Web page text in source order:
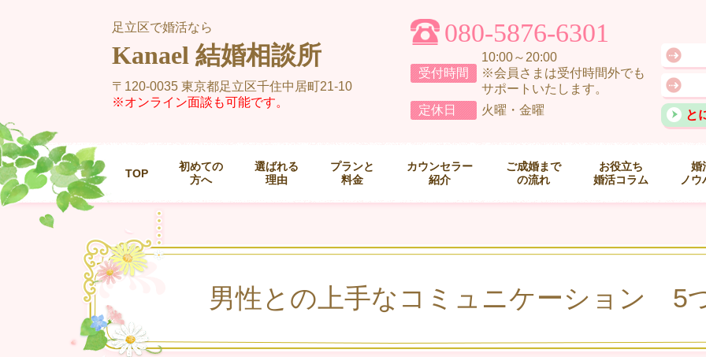
足立区で婚活なら
Kanael 結婚相談所
〒120-0035 東京都足立区千住中居町21-10
※オンライン面談も可能です。
080-5876-6301
受付時間
10:00～20:00
※会員さまは受付時間外でも
サポートいたします。
定休日
火曜・金曜 と
TOP
初めての
方へ
選ばれる
理由
プランと
料金
カウンセラー
紹介
ご成婚まで
の流れ
お役立ち
婚活コラム
婚
ノウ
男性との上手なコミュニケーション 5